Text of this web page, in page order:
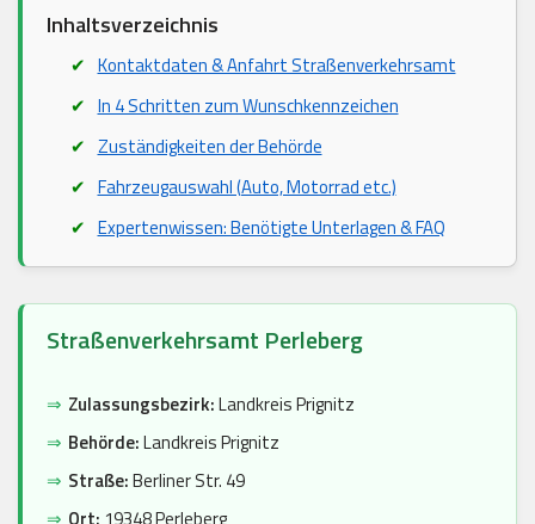
Inhaltsverzeichnis
Kontaktdaten & Anfahrt Straßenverkehrsamt
In 4 Schritten zum Wunschkennzeichen
Zuständigkeiten der Behörde
Fahrzeugauswahl (Auto, Motorrad etc.)
Expertenwissen: Benötigte Unterlagen & FAQ
Straßenverkehrsamt Perleberg
⇒ Zulassungsbezirk:Landkreis Prignitz
⇒ Behörde:Landkreis Prignitz
⇒ Straße:Berliner Str. 49